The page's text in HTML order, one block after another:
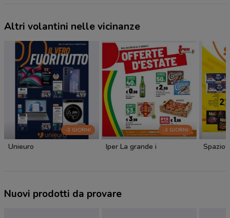
Altri volantini nelle vicinanze
-3 GIORNI
Unieuro
-3 GIORNI
Iper La grande i Spazio
Nuovi prodotti da provare